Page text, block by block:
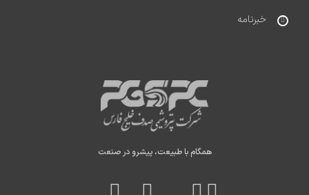
خبرنامه
همگام با طبیعت، پیشرو در صنعت